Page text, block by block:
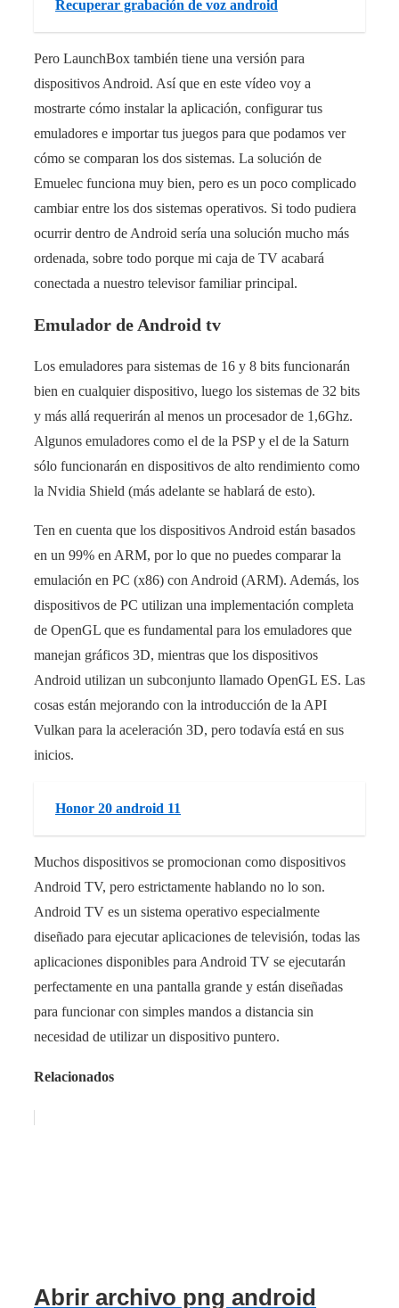
Recuperar grabación de voz android
Pero LaunchBox también tiene una versión para
dispositivos Android. Así que en este vídeo voy a
mostrarte cómo instalar la aplicación, configurar tus
emuladores e importar tus juegos para que podamos ver
cómo se comparan los dos sistemas. La solución de
Emuelec funciona muy bien, pero es un poco complicado
cambiar entre los dos sistemas operativos. Si todo pudiera
ocurrir dentro de Android sería una solución mucho más
ordenada, sobre todo porque mi caja de TV acabará
conectada a nuestro televisor familiar principal.
Emulador de Android tv
Los emuladores para sistemas de 16 y 8 bits funcionarán
bien en cualquier dispositivo, luego los sistemas de 32 bits
y más allá requerirán al menos un procesador de 1,6Ghz.
Algunos emuladores como el de la PSP y el de la Saturn
sólo funcionarán en dispositivos de alto rendimiento como
la Nvidia Shield (más adelante se hablará de esto).
Ten en cuenta que los dispositivos Android están basados
en un 99% en ARM, por lo que no puedes comparar la
emulación en PC (x86) con Android (ARM). Además, los
dispositivos de PC utilizan una implementación completa
de OpenGL que es fundamental para los emuladores que
manejan gráficos 3D, mientras que los dispositivos
Android utilizan un subconjunto llamado OpenGL ES. Las
cosas están mejorando con la introducción de la API
Vulkan para la aceleración 3D, pero todavía está en sus
inicios.
Honor 20 android 11
Muchos dispositivos se promocionan como dispositivos
Android TV, pero estrictamente hablando no lo son.
Android TV es un sistema operativo especialmente
diseñado para ejecutar aplicaciones de televisión, todas las
aplicaciones disponibles para Android TV se ejecutarán
perfectamente en una pantalla grande y están diseñadas
para funcionar con simples mandos a distancia sin
necesidad de utilizar un dispositivo puntero.
Relacionados
Abrir archivo png android